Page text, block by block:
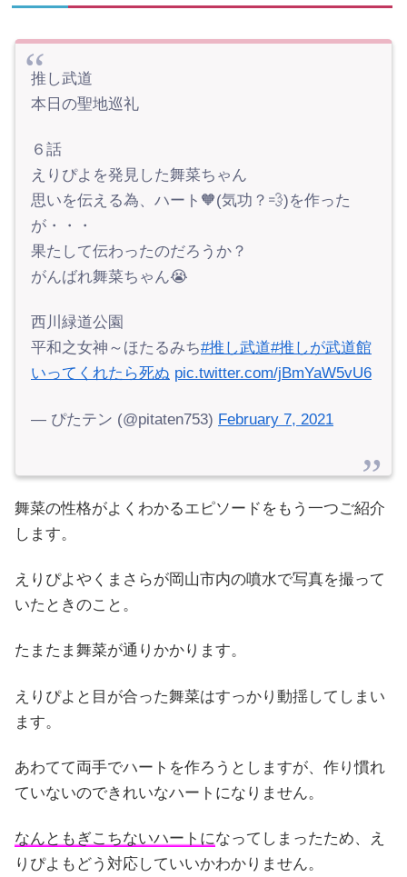
推し武道
本日の聖地巡礼
６話
えりぴよを発見した舞菜ちゃん
思いを伝える為、ハート🧡(気功？💨)を作った
が・・・
果たして伝わったのだろうか？
がんばれ舞菜ちゃん😭
西川緑道公園
平和之女神～ほたるみち#推し武道#推しが武道館
いってくれたら死ぬ pic.twitter.com/jBmYaW5vU6
— ぴたテン (@pitaten753) February 7, 2021
舞菜の性格がよくわかるエピソードをもう一つご紹介
します。
えりぴよやくまさらが岡山市内の噴水で写真を撮って
いたときのこと。
たまたま舞菜が通りかかります。
えりぴよと目が合った舞菜はすっかり動揺してしまい
ます。
あわてて両手でハートを作ろうとしますが、作り慣れ
ていないのできれいなハートになりません。
なんともぎこちないハートになってしまったため、え
りぴよもどう対応していいかわかりません。